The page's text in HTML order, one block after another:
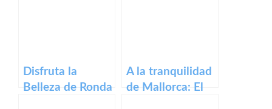
Disfruta la
Belleza de Ronda
A la tranquilidad
de Mallorca: El